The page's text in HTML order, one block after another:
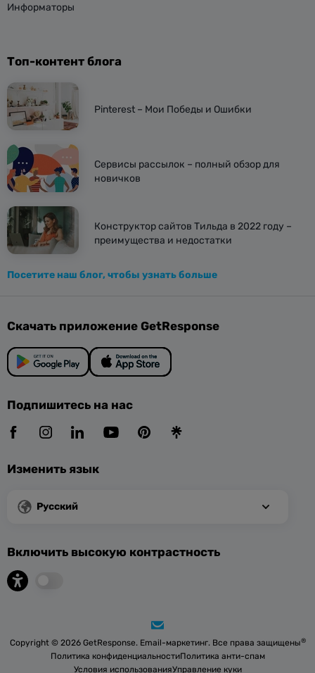
Информаторы
Топ-контент блога
Pinterest – Мои Победы и Ошибки
Сервисы рассылок – полный обзор для
новичков
Конструктор сайтов Тильда в 2022 году –
преимущества и недостатки
Посетите наш блог, чтобы узнать больше
Скачать приложение GetResponse
Подпишитесь на нас
Изменить язык
Русский
Включить высокую контрастность
Copyright © 2026 GetResponse. Email-маркетинг. Все права защищены®
Политика конфиденциальностиПолитика анти-спам
Условия использованияУправление куки